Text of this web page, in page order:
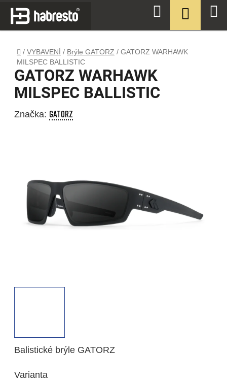
Přejít
obsah
Domů
/ VYBAVENÍ / Brýle GATORZ / GATORZ WARHAWK
MILSPEC BALLISTIC
Balistické brýle GATORZ
Varianta
GATORZ WARHAWK
MILSPEC BALLISTIC
Značka: GATORZ